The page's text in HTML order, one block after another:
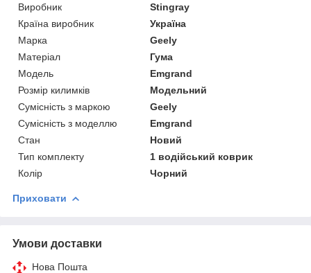
Виробник
Stingray
Країна виробник
Україна
Марка
Geely
Матеріал
Гума
Модель
Emgrand
Розмір килимків
Модельний
Сумісність з маркою
Geely
Сумісність з моделлю
Emgrand
Стан
Новий
Тип комплекту
1 водійський коврик
Колір
Чорний
Приховати
Умови доставки
Нова Пошта